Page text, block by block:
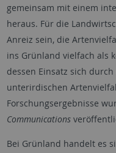
gemeinsam mit einem
heraus. Für die
Anreiz sein, die
ins Grünland vielfach als
dessen Einsatz sich
unterirdischen
Forschungsergebnisse
Communications
Bei Grünland handelt es